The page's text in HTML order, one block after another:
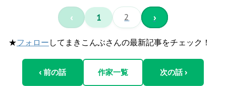
‹ 1 2 ›
★フォロー してまきこんぶさんの最新記事をチェック！
‹ 前の話 作家一覧 次の話 ›